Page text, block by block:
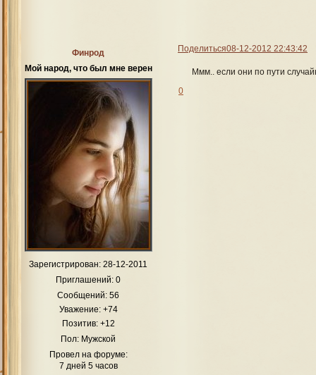
Поделиться08-12-2012 22:43:42
Финрод
Мой народ, что был мне верен
Зарегистрирован: 28-12-2011
Приглашений: 0
Сообщений: 56
Уважение: +74
Позитив: +12
Пол: Мужской
Провел на форуме:
7 дней 5 часов
Ммм.. если они по пути
0